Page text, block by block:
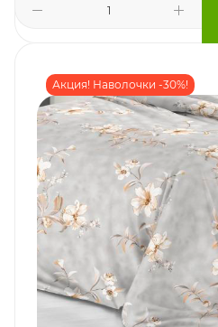
Акция! Наволочки -30%!